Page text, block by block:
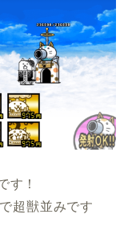
す！
超獣並みです